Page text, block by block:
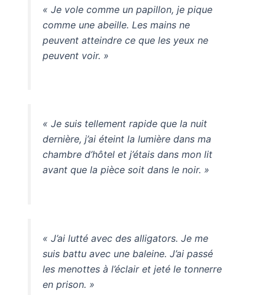
« Je vole comme un papillon, je pique
comme une abeille. Les mains ne
peuvent atteindre ce que les yeux ne
peuvent voir. »
« Je suis tellement rapide que la nuit
dernière, j’ai éteint la lumière dans ma
chambre d’hôtel et j’étais dans mon lit
avant que la pièce soit dans le noir. »
« J’ai lutté avec des alligators. Je me
suis battu avec une baleine. J’ai passé
les menottes à l’éclair et jeté le tonnerre
en prison. »